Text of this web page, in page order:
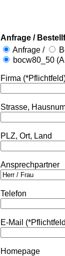
Anfrage /
Anfrage /
bocw80_50
Firma
Strasse,
PLZ, Ort, Land
Ansprechpartner
Telefon
E-Mail
Homepage